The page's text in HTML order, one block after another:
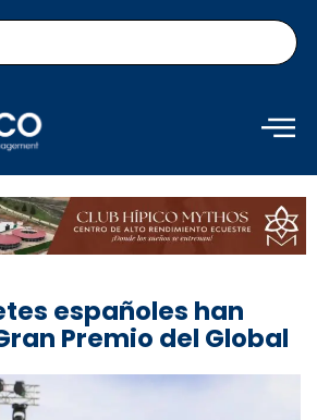
de
españoles han
Premio del Global